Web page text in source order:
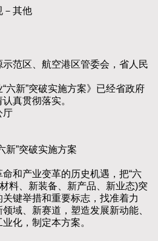
－其他
范区、航空港区管委会，省人民
新”突破实施方案》已经省政府
真贯彻落实。
”突破实施方案
产业变革的历史机遇，把“六
料、新装备、新产品、新业态)突
键举措和重要标志，找准着力
域、新赛道，塑造发展新动能、
化，制定本方案。